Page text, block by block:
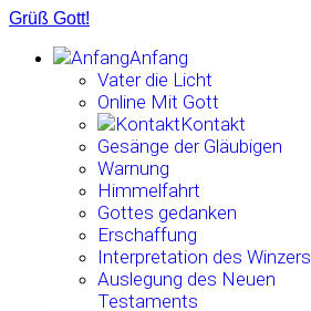
Grüß Gott!
Anfang
Vater die Licht
Online Mit Gott
Kontakt
Gesänge der Gläubigen
Warnung
Himmelfahrt
Gottes gedanken
Erschaffung
Interpretation des Winzers
Auslegung des Neuen
Testaments